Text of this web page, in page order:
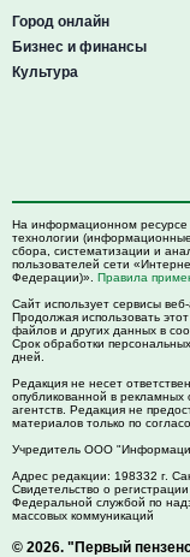
Город онлайн
Бизнес и финансы
Культура
На информационном ресурсе
технологии
сбора, систематизации и
пользователей сети
Федерации)». Правила
Сайт использует сервисы
Продолжая использовать
файлов и других данных в
Срок обработки
дней.
Редакция не несет
опубликованной в
агентств. Редакция не
материалов только по
Учредитель ООО
Адрес редакции: 198332 г.
Свидетельство о
Федеральной службой по
массовых коммуникаций
© 2026. "Первый